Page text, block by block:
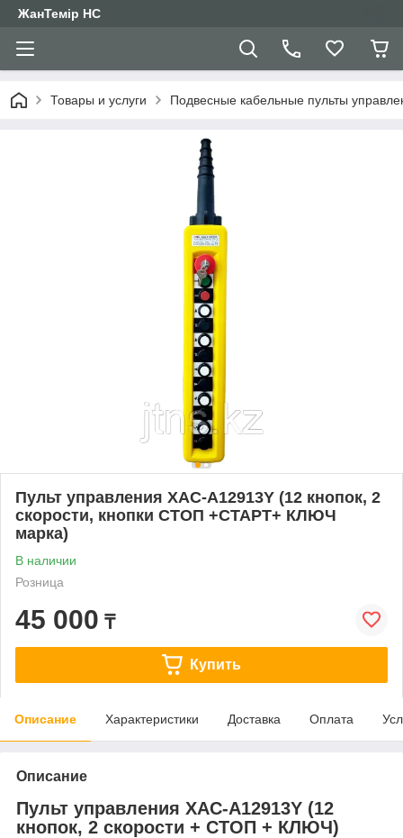
ЖанТемір НС
Товары и услуги Подвесные кабельные пульты
Пульт управления XAC-A12913Y (12 кнопок, 2
скорости, кнопки СТОП +СТАРТ+ КЛЮЧ
марка)
В наличии
Розница
45 000 ₸
Купить
Описание Характеристики Доставка Оплата
Описание
Пульт управления XAC-A12913Y (12
кнопок, 2 скорости + СТОП + КЛЮЧ)